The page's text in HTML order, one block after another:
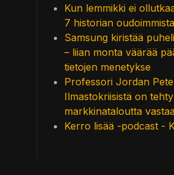
Kun lemmikki ei
7 historian
Samsung kiristää
– liian monta väärää
tietojen menetykse
Professori Jordan
Ilmastokriisistä on
markkinataloutta
Kerro lisää -podcast -